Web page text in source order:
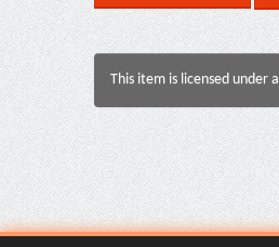
This item is licensed under a